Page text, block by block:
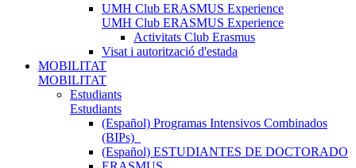
UMH Club ERASMUS Experience
UMH Club ERASMUS Experience
Activitats Club Erasmus
Visat i autorització d'estada
MOBILITAT
MOBILITAT
Estudiants
Estudiants
(Español) Programas Intensivos Combinados
(BIPs)_
(Español) ESTUDIANTES DE DOCTORADO